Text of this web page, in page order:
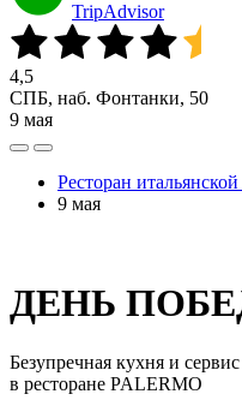
TripAdvisor
4,5
СПБ, наб. Фонтанки, 50
9 мая
Ресторан
9 мая
ДЕНЬ
Безупречная кухня и
в ресторане PALERMO